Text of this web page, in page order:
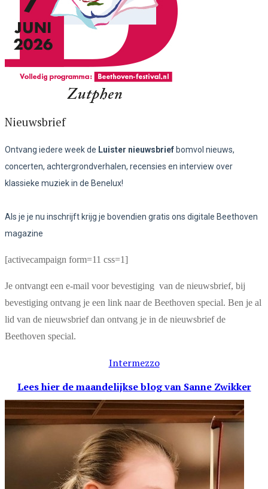
Nieuwsbrief
Ontvang iedere week de Luister nieuwsbrief bomvol nieuws,
concerten, achtergrondverhalen, recensies en interview over
klassieke muziek in de Benelux!
Als je je nu inschrijft krijg je bovendien gratis ons digitale Beethoven
magazine
[activecampaign form=11 css=1]
Je ontvangt een e-mail voor bevestiging van de nieuwsbrief, bij
bevestiging ontvang je een link naar de Beethoven special. Ben je al
lid van de nieuwsbrief dan ontvang je in de nieuwsbrief de
Beethoven special.
Intermezzo
Lees hier de maandelijkse blogvan Sanne Zwikker